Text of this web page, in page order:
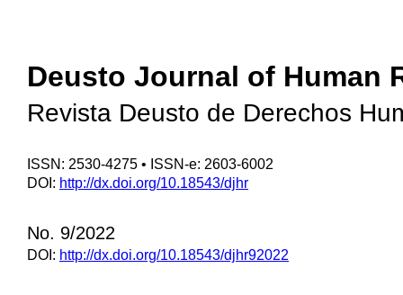
Deusto Journal of Human
Revista Deusto de Derechos
ISSN: 2530-4275 • ISSN-e: 2603-6002
DOI: http://dx.doi.org/10.18543/djhr
No. 9/2022
DOI: http://dx.doi.org/10.18543/djhr92022